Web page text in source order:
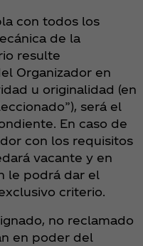
con todos los
de la
resulte
Organizador en
u originalidad (en
será el
En caso de
con los requisitos
vacante y en
le podrá dar el
criterio.
no reclamado
en poder del